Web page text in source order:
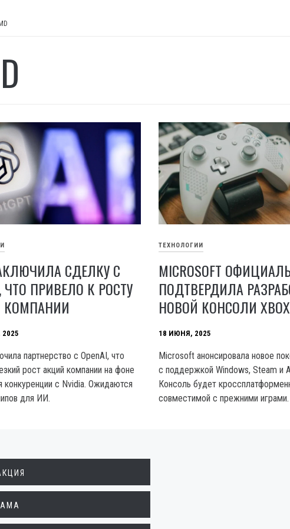
СДЕЛКУ С
ЧТО ПРИВЕЛО К РОСТУ
партнерство с OpenAI, что
рост акций компании на фоне
конкуренции с Nvidia. Ожидаются
для ИИ.
ТЕХНОЛОГИИ
MICROSOFT
ПОДТВЕРДИЛА
НОВОЙ КОНСОЛИ XBOX
18 ИЮНЯ, 2025
Microsoft анонсировала новое
с поддержкой Windows, Steam и
Консоль будет
совместимой с прежними играми.